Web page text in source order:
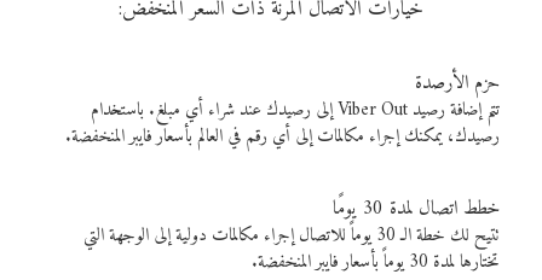
خيارات الاتصال المرنة ذات السعر المنخفض:
حزم الأرصدة
تتم إضافة رصيد Viber Out إلى رصيدك عند شراء أي مبلغ. باستخدام
رصيدك، يمكنك إجراء مكالمات إلى أي رقم في العالم بأسعار فايبر المنخفضة.
خطط اتصال لمدة 30 يومًا
تتيح لك خطة الـ 30 يوماً للاتصال إجراء مكالمات دولية إلى الوجهة التي
تختارها لمدة 30 يوماً بأسعار فايبر المنخفضة.